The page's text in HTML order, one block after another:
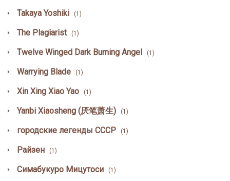
Takaya Yoshiki (1)
The Plagiarist (1)
Twelve Winged Dark Burning Angel (1)
Warrying Blade (1)
Xin Xing Xiao Yao (1)
Yanbi Xiaosheng (厌笔萧生) (1)
городские легенды СССР (1)
Райзен (1)
Симабукуро Мицутоси (1)